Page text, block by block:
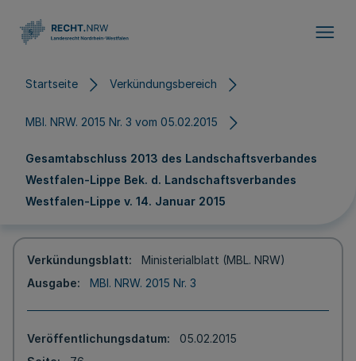
Startseite Verkündungsbereich
MBl. NRW. 2015 Nr. 3 vom 05.02.2015
Gesamtabschluss 2013 des Landschaftsverbandes
Westfalen-Lippe Bek. d. Landschaftsverbandes
Westfalen-Lippe v. 14. Januar 2015
Verkündungsblatt
Ministerialblatt (MBL. NRW)
Ausgabe
MBl. NRW. 2015 Nr. 3
Veröffentlichungsdatum
05.02.2015